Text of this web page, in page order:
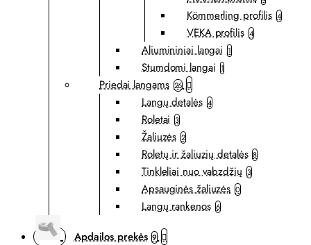
Kömmerling profilis 4
VEKA profilis 4
Aliumininiai langai 1
Stumdomi langai 1
Priedai langams 26
Langų detalės 4
Roletai 3
Žaliuzės 2
Roletų ir žaliuzių detalės 8
Tinkleliai nuo vabzdžių 3
Apsauginės žaliuzės 0
Langų rankenos 6
Apdailos prekės 9